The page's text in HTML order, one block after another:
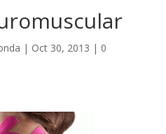
| Oct 30, 2013 | 0